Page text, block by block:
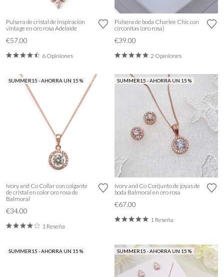
Pulsera de cristal de inspiración
vintage en oro rosa Adelaide
€57.00
6 Opiniones
Pulsera de boda Charlee Chic con
circonitas (oro rosa)
€39.00
2 Opiniones
SUMMER15 - AHORRA UN 15 %
Ivory and Co Collar con colgante
de cristal en color oro rosa de
Balmoral
€34.00
1 Reseña
SUMMER15 - AHORRA UN 15 %
Ivory and Co Conjunto de joyas de
boda Balmoral en oro rosa
€67.00
1 Reseña
SUMMER15 - AHORRA UN 15 % SUMMER15 - AHORRA UN 15 %